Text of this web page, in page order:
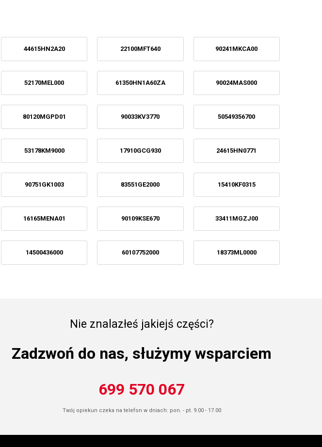
44615HN2A20 22100MFT640 90241MKCA00
52170MEL000 61350HN1A60ZA 90024MAS000
80120MGPD01 90033KV3770 50549356700
53178KM9000 17910GCG930 24615HN0771
90751GK1003 83551GE2000 15410KF0315
16165MENA01 90109KSE670 33411MGZJ00
14500436000 60107752000 18373ML0000
Nie znalazłeś jakiejś części?
Zadzwoń do nas, służymy wsparciem
699 570 067
Twój opiekun czeka na telefon w dniach: pon. - pt. 9.00 - 17.00